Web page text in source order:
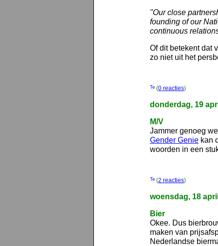
"Our close
founding of our
continuous
Of dit betekent dat
zo niet uit het
(0 reacties)
donderdag, 19
M/V
Jammer genoeg
Gender Genie kan
woorden in een
(2 reacties)
woensdag, 18
Bier
Okee. Dus
maken van
Nederlandse